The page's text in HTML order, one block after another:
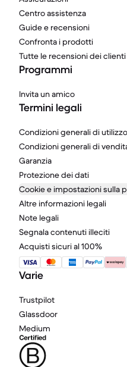
Centro assistenza
Guide e recensioni
Confronta i prodotti
Tutte le recensioni dei clienti
Programmi
Invita un amico
Termini legali
Condizioni generali di utilizzo
Condizioni generali di
Garanzia
Protezione dei dati
Cookie e impostazioni sulla
Altre informazioni legali
Note legali
Segnala contenuti illeciti
Acquisti sicuri al 100%
Varie
Trustpilot
Glassdoor
Medium